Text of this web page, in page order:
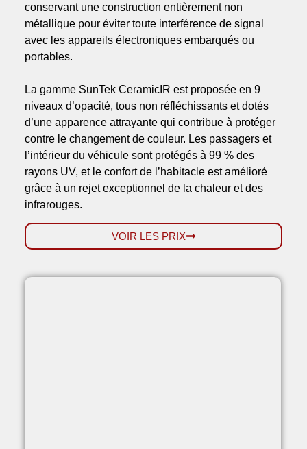
conservant une construction entièrement non
métallique pour éviter toute interférence de signal
avec les appareils électroniques embarqués ou
portables.
La gamme SunTek CeramicIR est proposée en 9
niveaux d’opacité, tous non réfléchissants et dotés
d’une apparence attrayante qui contribue à protéger
contre le changement de couleur. Les passagers et
l’intérieur du véhicule sont protégés à 99 % des
rayons UV, et le confort de l’habitacle est amélioré
grâce à un rejet exceptionnel de la chaleur et des
infrarouges.
VOIR LES PRIX